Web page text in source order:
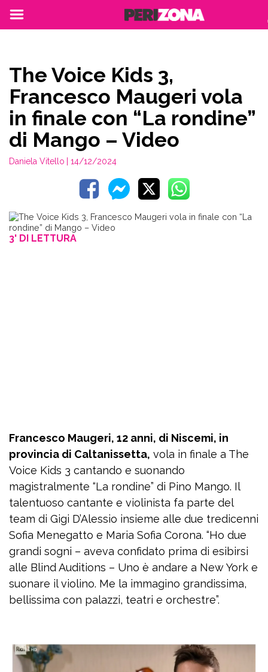
The Voice Kids 3,
Francesco Maugeri vola
in finale con “La rondine”
di Mango – Video
Daniela Vitello | 14/12/2024
3' DI LETTURA
Francesco Maugeri, 12 anni, di Niscemi, in
provincia di Caltanissetta, vola in finale a The
Voice Kids 3 cantando e suonando
magistralmente “La rondine” di Pino Mango. Il
talentuoso cantante e violinista fa parte del
team di Gigi D’Alessio insieme alle due tredicenni
Sofia Menegatto e Maria Sofia Corona. “Ho due
grandi sogni – aveva confidato prima di esibirsi
alle Blind Auditions – Uno è andare a New York e
suonare il violino. Me la immagino grandissima,
bellissima con palazzi, teatri e orchestre”.